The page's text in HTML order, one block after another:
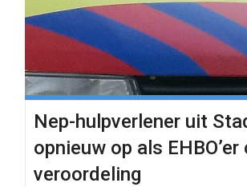
Nep-hulpverlener uit
opnieuw op als
veroordeling